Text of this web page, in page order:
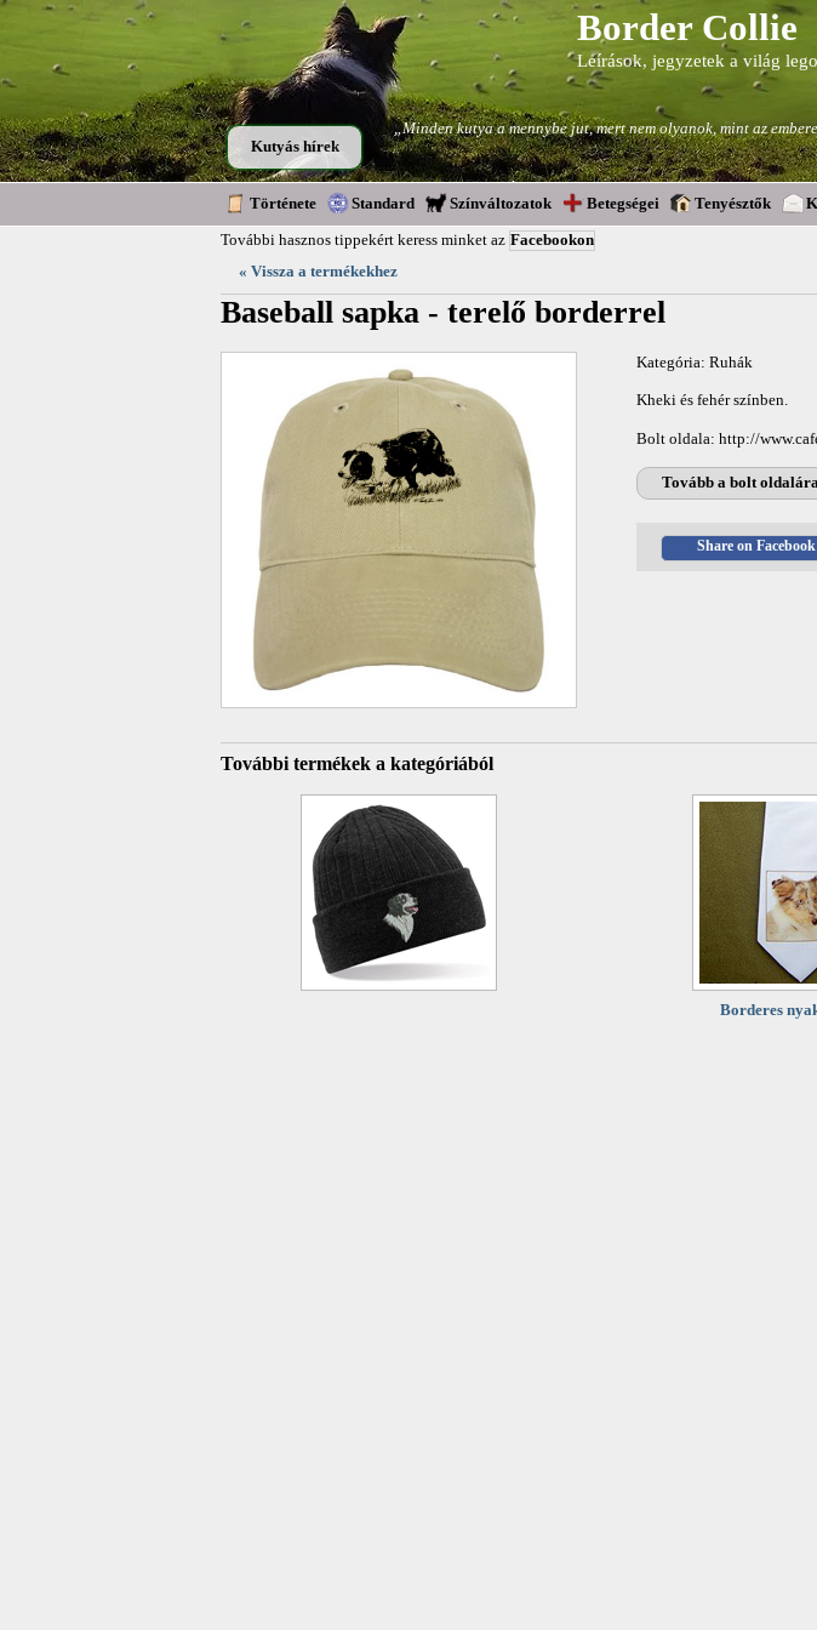
Border Collie
Leírások, jegyzetek a világ
„Minden kutya a mennybe jut, mert nem olyanok, mint az
Kutyás hírek
Története Standard Színváltozatok Betegségei Tenyésztők
További hasznos tippekért keress minket az Facebookon
« Vissza a termékekhez
Baseball sapka - terelő borderrel
Kategória: Ruhák
Kheki és fehér színben.
Bolt oldala: http://
Tovább a bolt
Share on Facebook
További termékek a kategóriából
Borderes